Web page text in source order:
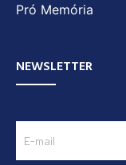
Pró Memória
NEWSLETTER